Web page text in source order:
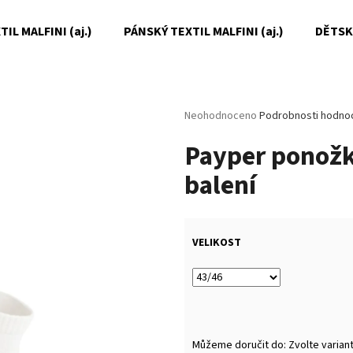
MALFINI (aj.) PÁNSKÝ TEXTIL MALFINI (aj.)
Průměrné
produktu
je
0,0
z
Neohodnoceno Podrobnosti
Payper
balení
VELIKOST
Můžeme doručit do: Zvolte
HLEDAT